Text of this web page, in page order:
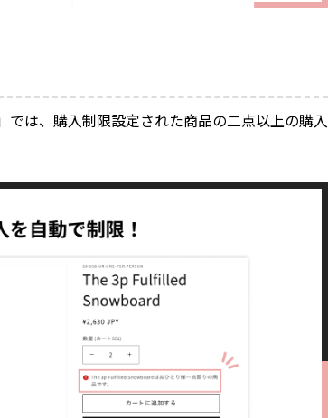
では、購入制限設定された商品の二点以上の購入